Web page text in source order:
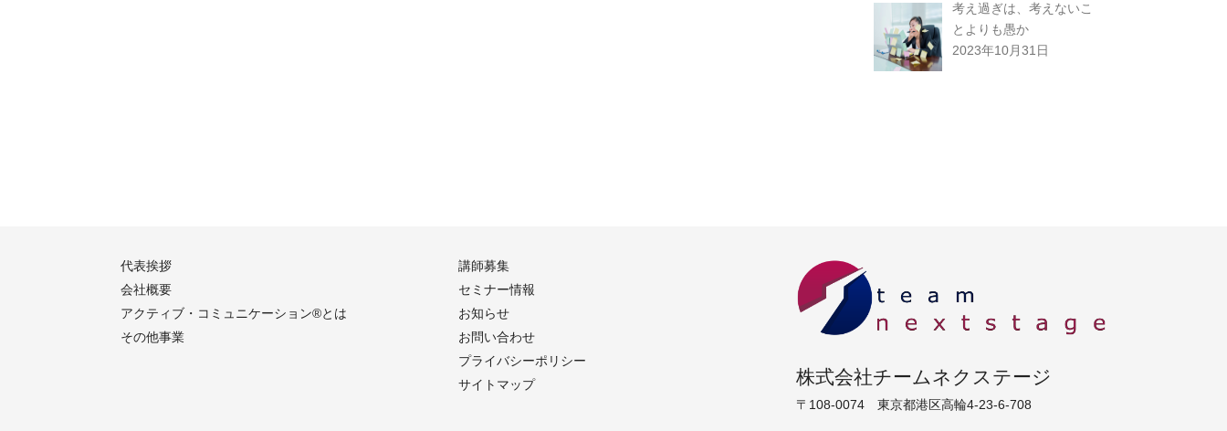
考え過ぎは、考えないこ
とよりも愚か
2023年10月31日
代表挨拶
会社概要
アクティブ・コミュニケーション®︎とは
その他事業
講師募集
セミナー情報
お知らせ
お問い合わせ
プライバシーポリシー
サイトマップ
株式会社チームネクステージ
〒108-0074 東京都港区高輪4-23-6-708